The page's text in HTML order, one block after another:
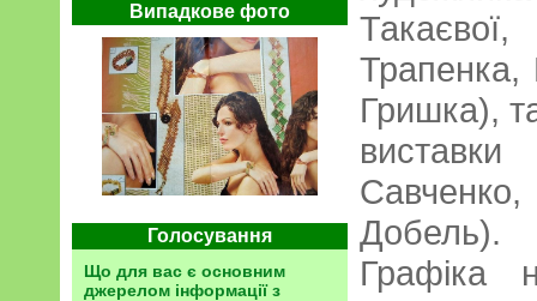
Випадкове фото
Голосування
Що для вас є основним
джерелом інформації з
Трапенка,
Гришка),
Добель).
Графіка